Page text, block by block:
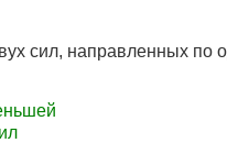
сил, направленных по